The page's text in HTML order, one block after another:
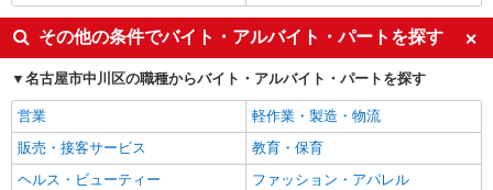
その他の条件でバイト・アルバイト・パートを探す
名古屋市中川区の職種からバイト・アルバイト・パートを探す
営業
軽作業・製造・物流
販売・接客サービス
教育・保育
ヘルス・ビューティー
ファッション・アパレル